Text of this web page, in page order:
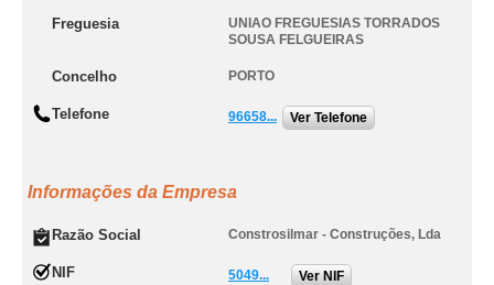
Freguesia
UNIAO FREGUESIAS TORRADOS
SOUSA FELGUEIRAS
Concelho PORTO
Telefone 96658... Ver Telefone
Informações da Empresa
Razão Social Constrosilmar - Construções, Lda
NIF 5049... Ver NIF